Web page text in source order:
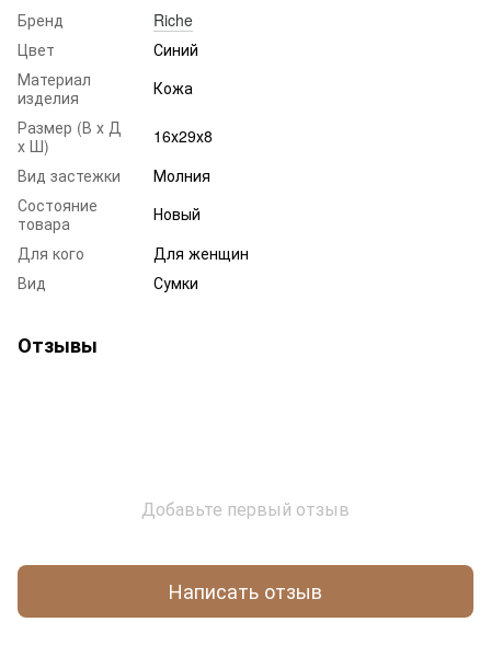
Бренд
Riche
Цвет
Синий
Материал
изделия
Кожа
Размер (В х Д
х Ш)
16х29х8
Вид застежки
Молния
Состояние
товара
Новый
Для кого
Для женщин
Вид
Сумки
Отзывы
Добавьте первый отзыв
Написать отзыв